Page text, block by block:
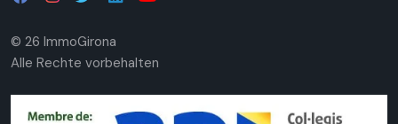
© 26 ImmoGirona
Alle Rechte vorbehalten